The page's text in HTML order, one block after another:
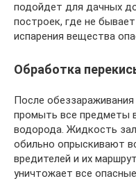
подойдет для дачных
построек, где не
испарения вещества
Обработка
После
промыть все предметы
водорода. Жидкость
обильно опрыскивают
вредителей и их
уничтожает все